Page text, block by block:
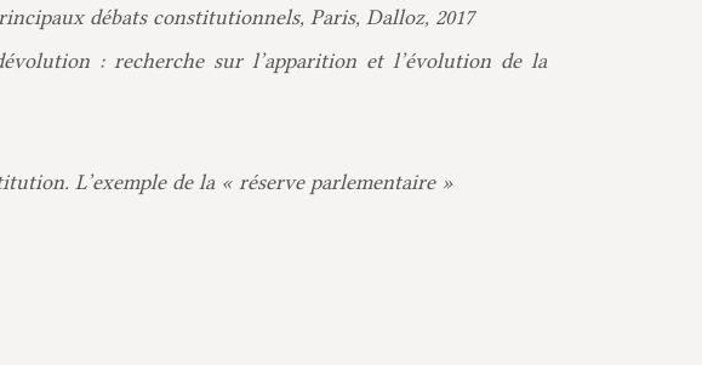
débats constitutionnels, Paris, Dalloz, 2017
: recherche sur l’apparition et l’évolution de la
L’exemple de la « réserve parlementaire »